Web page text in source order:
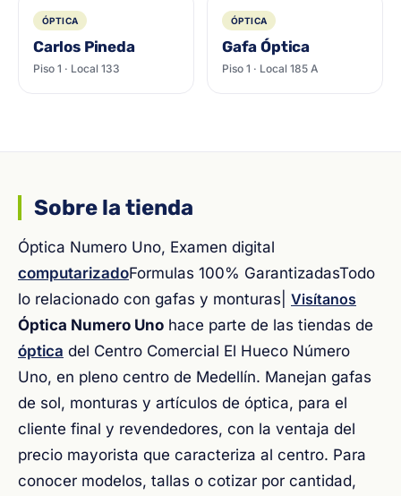
ÓPTICA
Carlos Pineda
Piso 1 · Local 133
ÓPTICA
Gafa Óptica
Piso 1 · Local 185 A
Sobre la tienda
Óptica Numero Uno, Examen digital
computarizadoFormulas 100% GarantizadasTodo
lo relacionado con gafas y monturas| Visítanos
Óptica Numero Uno hace parte de las tiendas de
óptica del Centro Comercial El Hueco Número
Uno, en pleno centro de Medellín. Manejan gafas
de sol, monturas y artículos de óptica, para el
cliente final y revendedores, con la ventaja del
precio mayorista que caracteriza al centro. Para
conocer modelos, tallas o cotizar por cantidad,